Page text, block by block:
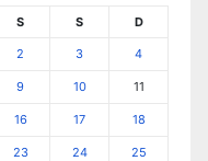
S S D
2 3 4
9 10 11
16 17 18
23 24 25